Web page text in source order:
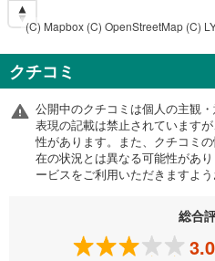
(C) Mapbox (C) OpenStreetMap (C)
クチコミ
公開中のクチコミは個人の主観
表現の記載は禁止されています
性があります。また、クチコミ
在の状況とは異なる可能性があ
ービスをご利用いただきますよう
総合